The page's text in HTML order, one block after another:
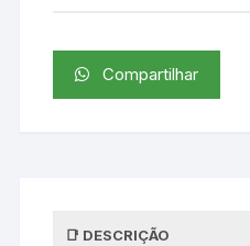
Compartilhar
DESCRIÇÃO